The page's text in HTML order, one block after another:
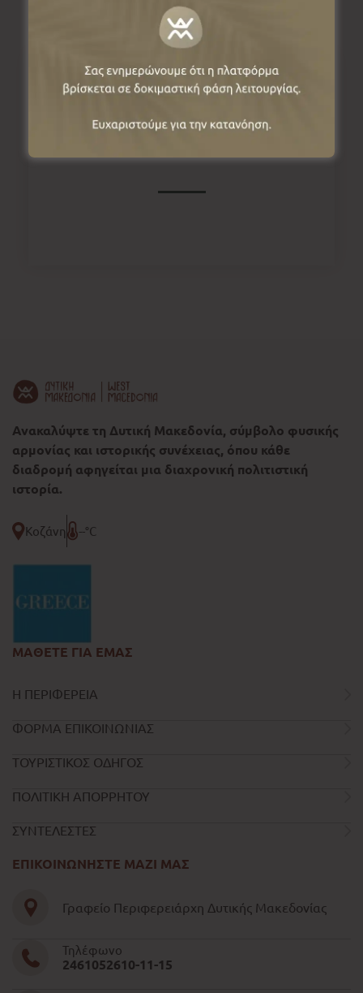
Πληροφορίες
Αιανή, 50150, Κοζάνη, Ελλάδα
Ανακαλύψτε τη Δυτική Μακεδονία, σύμβολο φυσικής
αρμονίας και ιστορικής συνέχειας, όπου κάθε
διαδρομή αφηγείται μια διαχρονική πολιτιστική
ιστορία.
Κοζάνη --°C
ΜΑΘΕΤΕ ΓΙΑ ΕΜΑΣ
Η ΠΕΡΙΦΕΡΕΙΑ
ΦΟΡΜΑ ΕΠΙΚΟΙΝΩΝΙΑΣ
ΤΟΥΡΙΣΤΙΚΟΣ ΟΔΗΓΟΣ
ΠΟΛΙΤΙΚΗ ΑΠΟΡΡΗΤΟΥ
ΣΥΝΤΕΛΕΣΤΕΣ
ΕΠΙΚΟΙΝΩΝΗΣΤΕ ΜΑΖΙ ΜΑΣ
Γραφείο Περιφερειάρχη Δυτικής Μακεδονίας
Τηλέφωνο
2461052610-11-15